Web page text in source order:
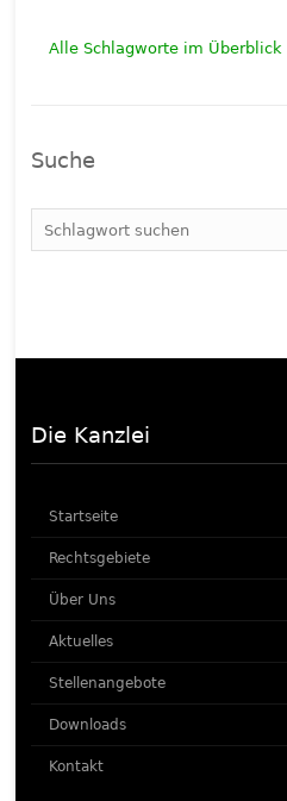
Alle Schlagworte im Überblick
Suche
Die Kanzlei
Startseite
Rechtsgebiete
Über Uns
Aktuelles
Stellenangebote
Downloads
Kontakt